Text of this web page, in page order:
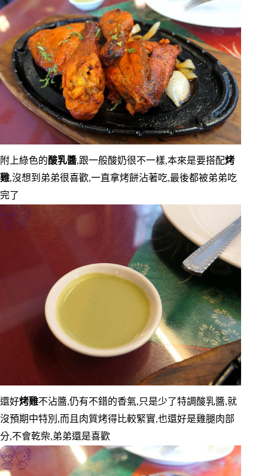
附上綠色的酸乳醬,跟一般酸奶很不一樣,本來是要搭配烤
雞,沒想到弟弟很喜歡,一直拿烤餅沾著吃,最後都被弟弟吃
完了
還好烤雞不沾醬,仍有不錯的香氣,只是少了特調酸乳醬,就
沒預期中特別,而且肉質烤得比較緊實,也還好是雞腿肉部
分,不會乾柴,弟弟還是喜歡